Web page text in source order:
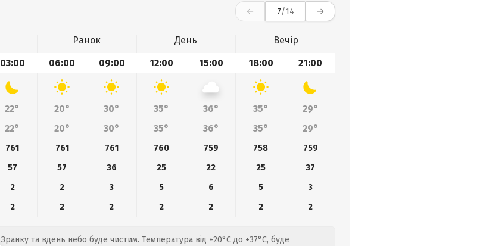
7/14
Ранок День
Вечір
03:00 06:00 09:00 12:00 15:00 18:00 21:00
22° 20° 30° 35° 36° 35°
29°
22° 20° 30° 35° 36° 35° 29°
761 761 761 760 759 758
759
57 57 36 25 22 25
37
2 2 3 5 6 5
3
2 2 2 2 2 2 2
Зранку та вдень небо буде чистим. Температура від +20°C до +37°C, буде